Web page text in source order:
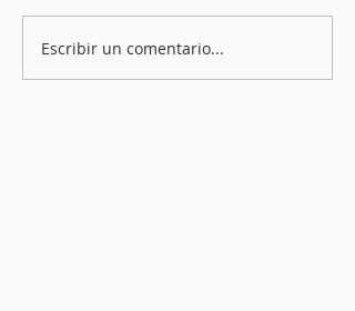
Escribir un comentario...